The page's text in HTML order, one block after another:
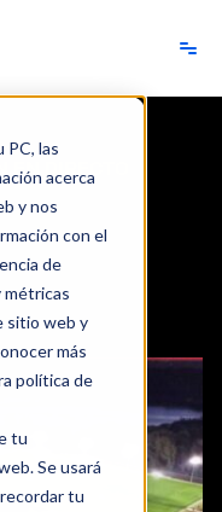
PC, las
acerca
y nos
con el
de
métricas
sitio web y
más
política de
tu
Se usará
tu
DIRECTO